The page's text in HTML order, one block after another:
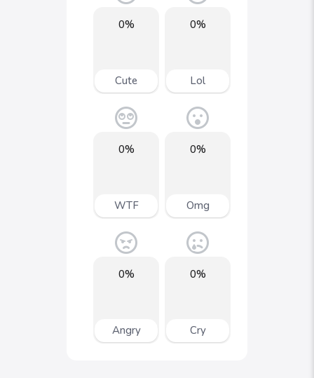
0%
Lol
0%
Cute
0%
Omg
0%
WTF
0%
Cry
0%
Angry